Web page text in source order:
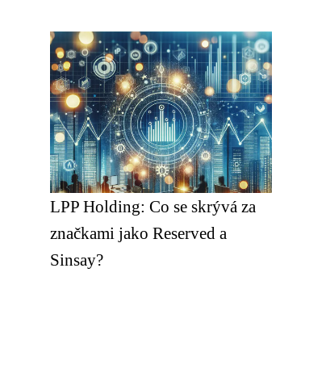
LPP Holding: Co se skrývá za
značkami jako Reserved a
Sinsay?